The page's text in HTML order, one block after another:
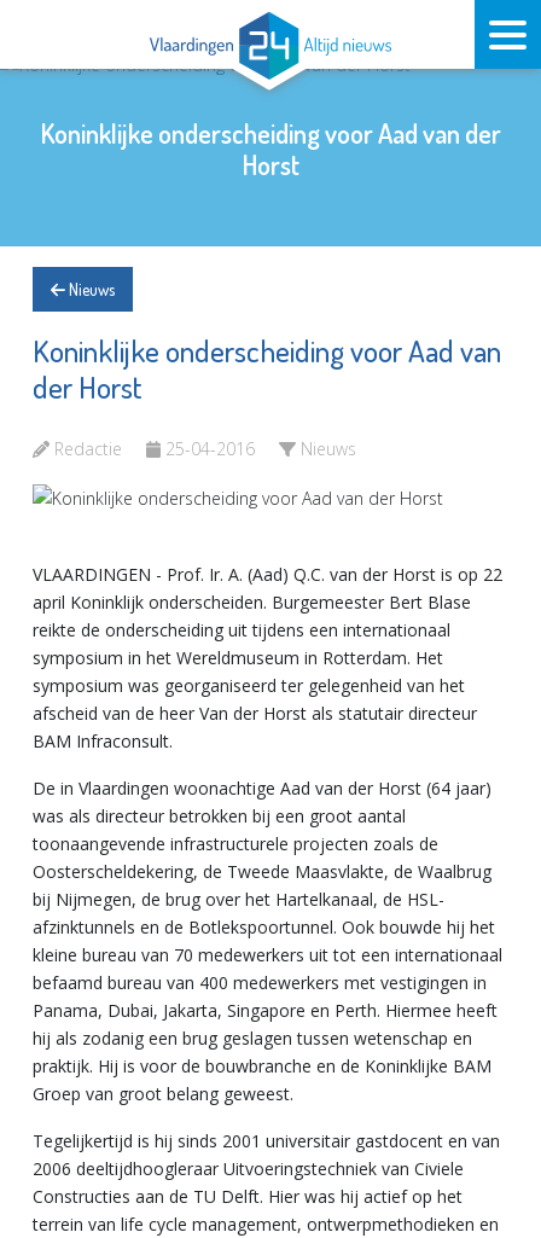
Koninklijke onderscheiding voor Aad van der
Horst
Nieuws
Koninklijke onderscheiding voor Aad van
der Horst
Redactie 25-04-2016 Nieuws
VLAARDINGEN - Prof. Ir. A. (Aad) Q.C. van der Horst is op 22
april Koninklijk onderscheiden. Burgemeester Bert Blase
reikte de onderscheiding uit tijdens een internationaal
symposium in het Wereldmuseum in Rotterdam. Het
symposium was georganiseerd ter gelegenheid van het
afscheid van de heer Van der Horst als statutair directeur
BAM Infraconsult.
De in Vlaardingen woonachtige Aad van der Horst (64 jaar)
was als directeur betrokken bij een groot aantal
toonaangevende infrastructurele projecten zoals de
Oosterscheldekering, de Tweede Maasvlakte, de Waalbrug
bij Nijmegen, de brug over het Hartelkanaal, de HSL-
afzinktunnels en de Botlekspoortunnel. Ook bouwde hij het
kleine bureau van 70 medewerkers uit tot een internationaal
befaamd bureau van 400 medewerkers met vestigingen in
Panama, Dubai, Jakarta, Singapore en Perth. Hiermee heeft
hij als zodanig een brug geslagen tussen wetenschap en
praktijk. Hij is voor de bouwbranche en de Koninklijke BAM
Groep van groot belang geweest.
Tegelijkertijd is hij sinds 2001 universitair gastdocent en van
2006 deeltijdhoogleraar Uitvoeringstechniek van Civiele
Constructies aan de TU Delft. Hier was hij actief op het
terrein van life cycle management, ontwerpmethodieken en